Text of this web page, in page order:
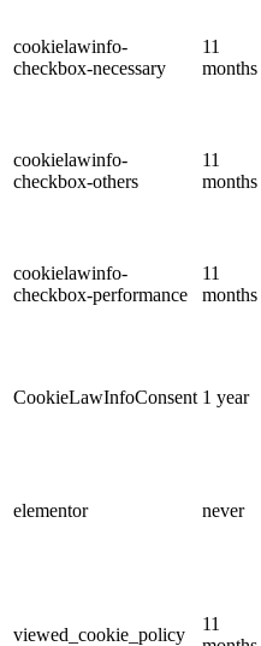
cookielawinfo-
checkbox-necessary
11
months
cookielawinfo-
checkbox-others
11
months
cookielawinfo-
checkbox-performance
11
months
CookieLawInfoConsent 1 year
elementor never
viewed_cookie_policy
11